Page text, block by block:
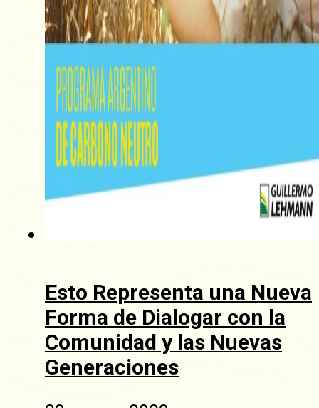
Esto Representa una Nueva
Forma de Dialogar con la
Comunidad y las Nuevas
Generaciones